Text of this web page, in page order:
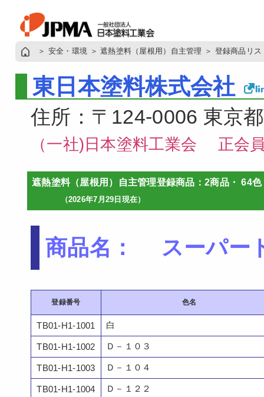
＞ 安全・環境 ＞遮熱塗料（屋根用）自主管理 ＞ 登録商品リス
東日本塗料株式会社
住所：〒124-0006 東京
（一社)日本塗料工業会 正会
遮熱塗料（屋根用）自主管理登録商品：2商品・ 64色
（2026年7月29日現在）
商品名： スーパー
登録番号 色名
TB01-H1-1001 白
TB01-H1-1002 Ｄ－１０３
TB01-H1-1003 Ｄ－１０４
TB01-H1-1004 Ｄ－１２２